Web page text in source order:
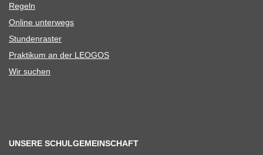
Regeln
Online unter­wegs
Stun­den­ras­ter
Prak­ti­kum an der LEOGOS
Wir suchen
UNSERE SCHULGEMEINSCHAFT